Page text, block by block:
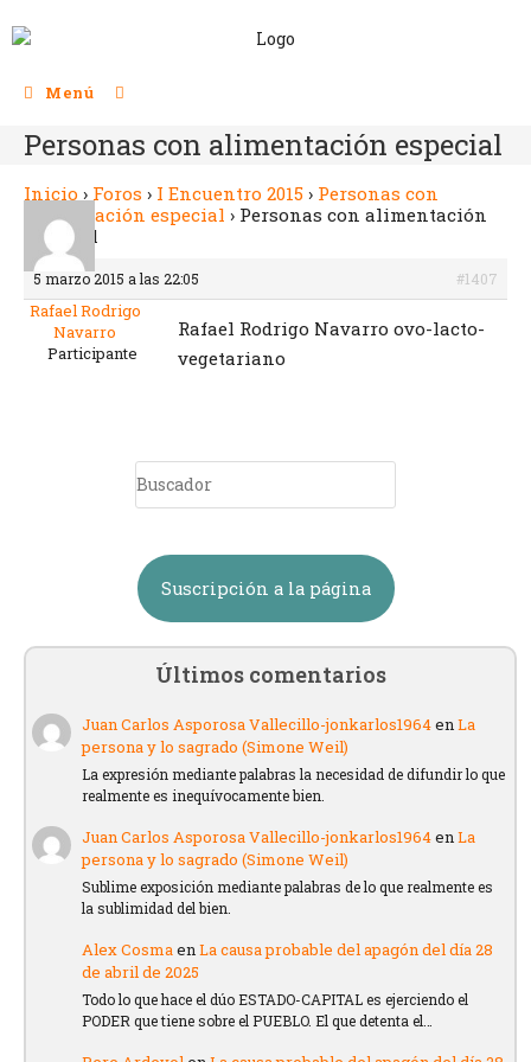
Menú
Personas con alimentación especial
Inicio › Foros › I Encuentro 2015 › Personas con
alimentación especial › Personas con alimentación
especial
5 marzo 2015 a las 22:05 #1407
Rafael Rodrigo
Navarro
Participante
Rafael Rodrigo Navarro ovo-lacto-
vegetariano
Suscripción a la página
Últimos comentarios
Juan Carlos Asporosa Vallecillo-jonkarlos1964enLa
persona y lo sagrado (Simone Weil)
La expresión mediante palabras la necesidad de difundir lo que
realmente es inequívocamente bien.
Juan Carlos Asporosa Vallecillo-jonkarlos1964enLa
persona y lo sagrado (Simone Weil)
Sublime exposición mediante palabras de lo que realmente es
la sublimidad del bien.
Alex CosmaenLa causa probable del apagón del día 28
de abril de 2025
Todo lo que hace el dúo ESTADO-CAPITAL es ejerciendo el
PODER que tiene sobre el PUEBLO. El que detenta el…